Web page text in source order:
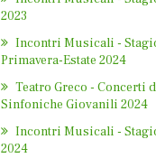
2023
Incontri Musicali -
Primavera-Estate 2024
Teatro Greco - Concerti
Sinfoniche Giovanili 2024
Incontri Musicali -
2024